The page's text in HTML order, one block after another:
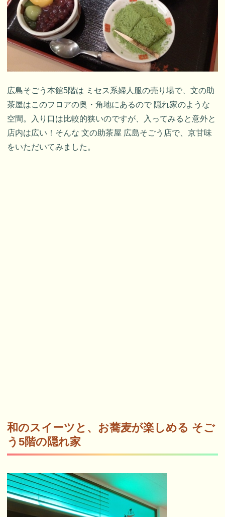
広島そごう本館5階は ミセス系婦人服の売り場で、文の助
茶屋はこのフロアの奥・角地にあるので 隠れ家のような
空間。入り口は比較的狭いのですが、入ってみると意外と
店内は広い！そんな 文の助茶屋 広島そごう店で、京甘味
をいただいてみました。
和のスイーツと、お蕎麦が楽しめる そご
う5階の隠れ家